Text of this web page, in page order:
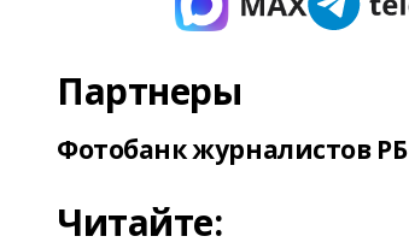
Партнеры
Фотобанк журналистов РБ
Читайте: